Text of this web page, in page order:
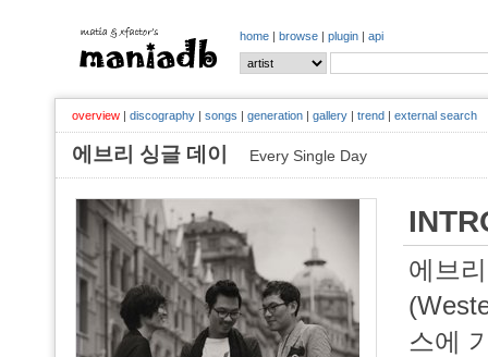
home | browse | plugin | api
overview | discography | songs | generation | gallery | trend | external search
에브리 싱글 데이 Every Single Day
에브
스에